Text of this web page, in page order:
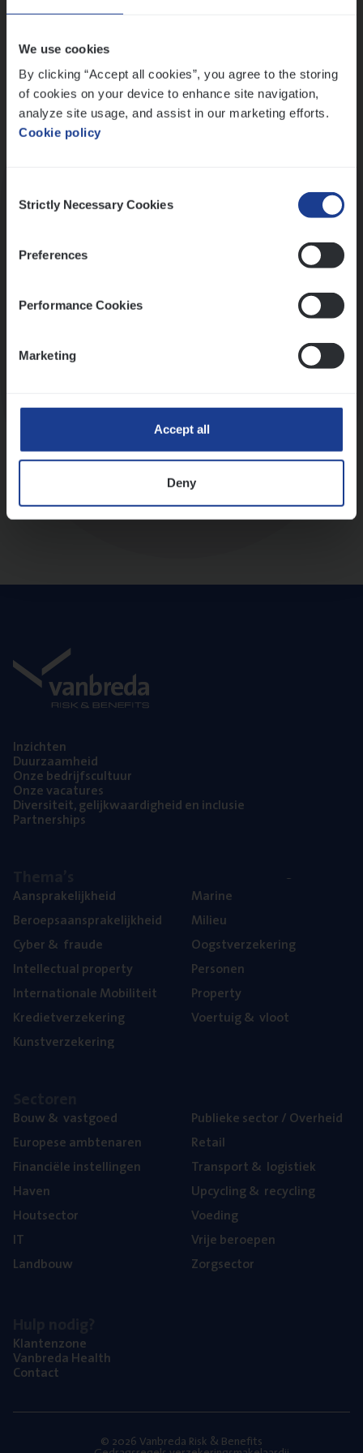
We use cookies
By clicking “Accept all cookies”, you agree to the storing
of cookies on your device to enhance site navigation,
analyze site usage, and assist in our marketing efforts.
Cookie policy
Selection
Strictly Necessary Cookies
Preferences
Performance Cookies
Marketing
Accept all
Deny
Inzich­ten
Duur­zaam­heid
Onze bedrijfs­cul­tuur
Onze vaca­tu­res
Diver­si­teit, gelijk­waar­dig­heid en inclusie
Part­ner­ships
Aan­spra­ke­lijk­heid
Beroeps­aan­spra­ke­lijk­heid
Cyber& fraude
Intel­lec­tu­al property
Inter­na­ti­o­na­le Mobiliteit
Kre­diet­ver­ze­ke­ring
Kunst­ver­ze­ke­ring
Mari­ne
Mili­eu
Oogst­ver­ze­ke­ring
Per­so­nen
Pro­per­ty
Voer­tuig& vloot
Bouw& vastgoed
Euro­pe­se ambtenaren
Finan­ci­ë­le instellingen
Haven
Hout­sec­tor
IT
Land­bouw
Publie­ke sec­tor / Overheid
Retail
Trans­port& logistiek
Upcy­cling& recycling
Voe­ding
Vrije beroe­pen
Zorg­sec­tor
Klan­ten­zo­ne
Van­b­re­da Health
Con­tact
© 2026 Vanbreda Risk & Benefits